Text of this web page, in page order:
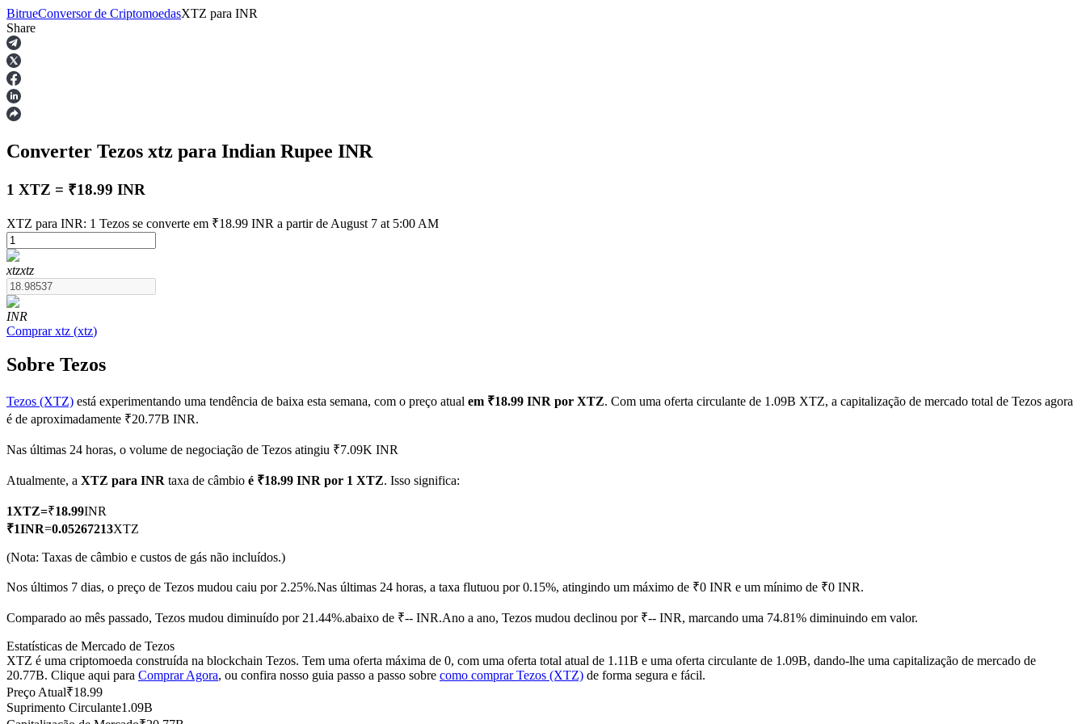
Futuros
TradFi
Derivativos de ações, câmbio, metais preciosos e commodities
Futuros de USDC
BitrueConversor de CriptomoedasXTZ para INR
Share
Converter Tezos xtz para Indian Rupee INR
1 XTZ = ₹18.99 INR
XTZ para INR: 1 Tezos se converte em ₹18.99 INR a partir de August 7 at 5:00 AM
xtzxtz
INR
Comprar xtz (xtz)
Sobre Tezos
Tezos (XTZ) está experimentando uma tendência de baixa esta semana, com o preço atual em ₹18.99 INR por XTZ. Com uma oferta circulante de 1.09B XTZ, a capitalização de mercado total de Tezos agora
é de aproximadamente ₹20.77B INR.
Nas últimas 24 horas, o volume de negociação de Tezos atingiu ₹7.09K INR
Atualmente, a XTZ para INR taxa de câmbio é ₹18.99 INR por 1 XTZ. Isso significa:
1XTZ=₹18.99INR
₹1INR=0.05267213XTZ
(Nota: Taxas de câmbio e custos de gás não incluídos.)
Nos últimos 7 dias, o preço de Tezos mudou caiu por 2.25%.Nas últimas 24 horas, a taxa flutuou por 0.15%, atingindo um máximo de ₹0 INR e um mínimo de ₹0 INR.
Comparado ao mês passado, Tezos mudou diminuído por 21.44%.abaixo de ₹-- INR.Ano a ano, Tezos mudou declinou por ₹-- INR, marcando uma 74.81% diminuindo em valor.
Estatísticas de Mercado de Tezos
XTZ é uma criptomoeda construída na blockchain Tezos. Tem uma oferta máxima de 0, com uma oferta total atual de 1.11B e uma oferta circulante de 1.09B, dando-lhe uma capitalização de mercado de
20.77B. Clique aqui para Comprar Agora, ou confira nosso guia passo a passo sobre como comprar Tezos (XTZ) de forma segura e fácil.
Preço Atual₹18.99
Suprimento Circulante1.09B